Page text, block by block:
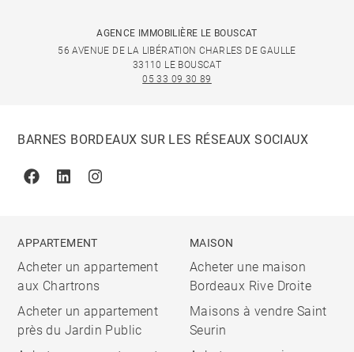
AGENCE IMMOBILIÈRE LE BOUSCAT
56 AVENUE DE LA LIBÉRATION CHARLES DE GAULLE
33110 LE BOUSCAT
05 33 09 30 89
BARNES BORDEAUX SUR LES RÉSEAUX SOCIAUX
FacebookLinkedinInstagram
APPARTEMENT
Acheter un appartement
aux Chartrons
Acheter un appartement
près du Jardin Public
MAISON
Acheter une maison
Bordeaux Rive Droite
Maisons à vendre Saint
Seurin